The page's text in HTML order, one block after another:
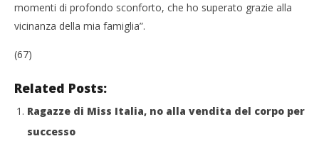
momenti di profondo sconforto, che ho superato grazie alla
vicinanza della mia famiglia”.
(67)
Related Posts:
Ragazze di Miss Italia, no alla vendita del corpo per
successo